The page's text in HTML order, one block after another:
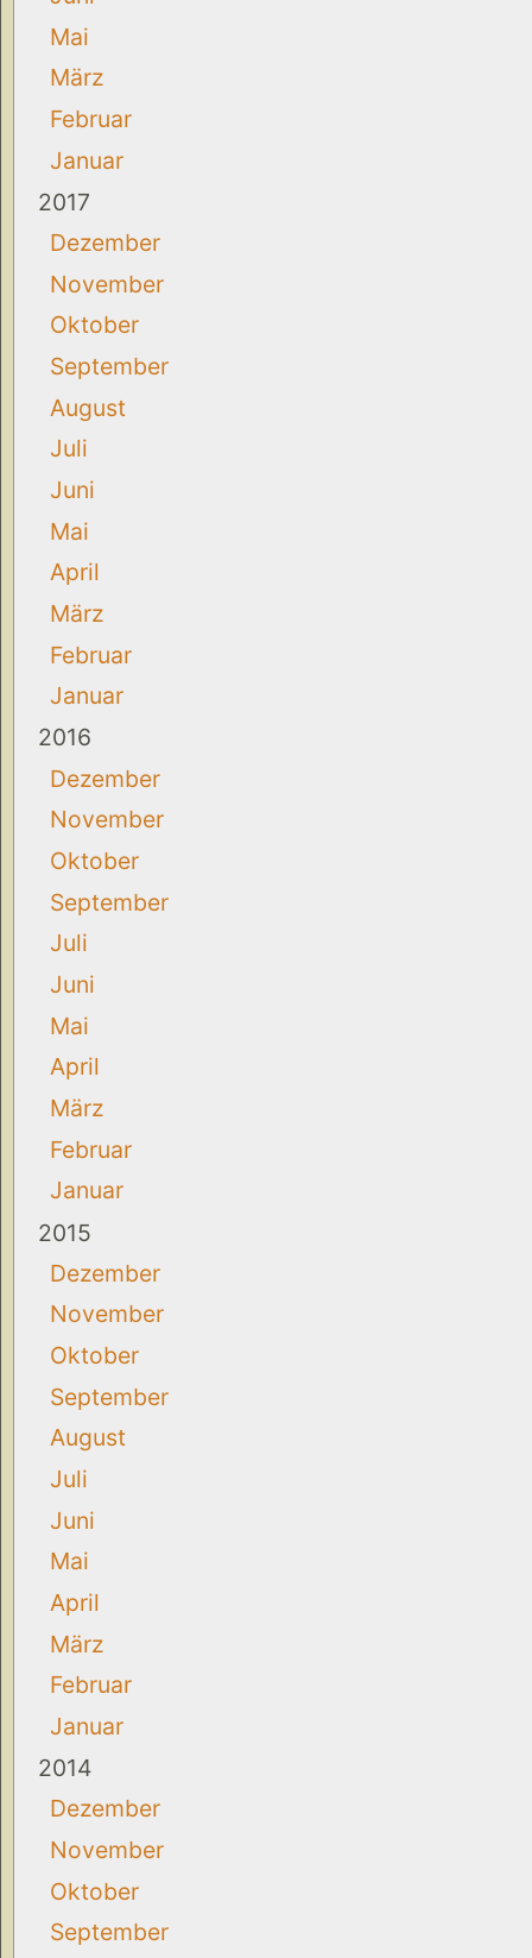
Mai
März
Februar
Januar
2017
Dezember
November
Oktober
September
August
Juli
Juni
Mai
April
März
Februar
Januar
2016
Dezember
November
Oktober
September
Juli
Juni
Mai
April
März
Februar
Januar
2015
Dezember
November
Oktober
September
August
Juli
Juni
Mai
April
März
Februar
Januar
2014
Dezember
November
Oktober
September